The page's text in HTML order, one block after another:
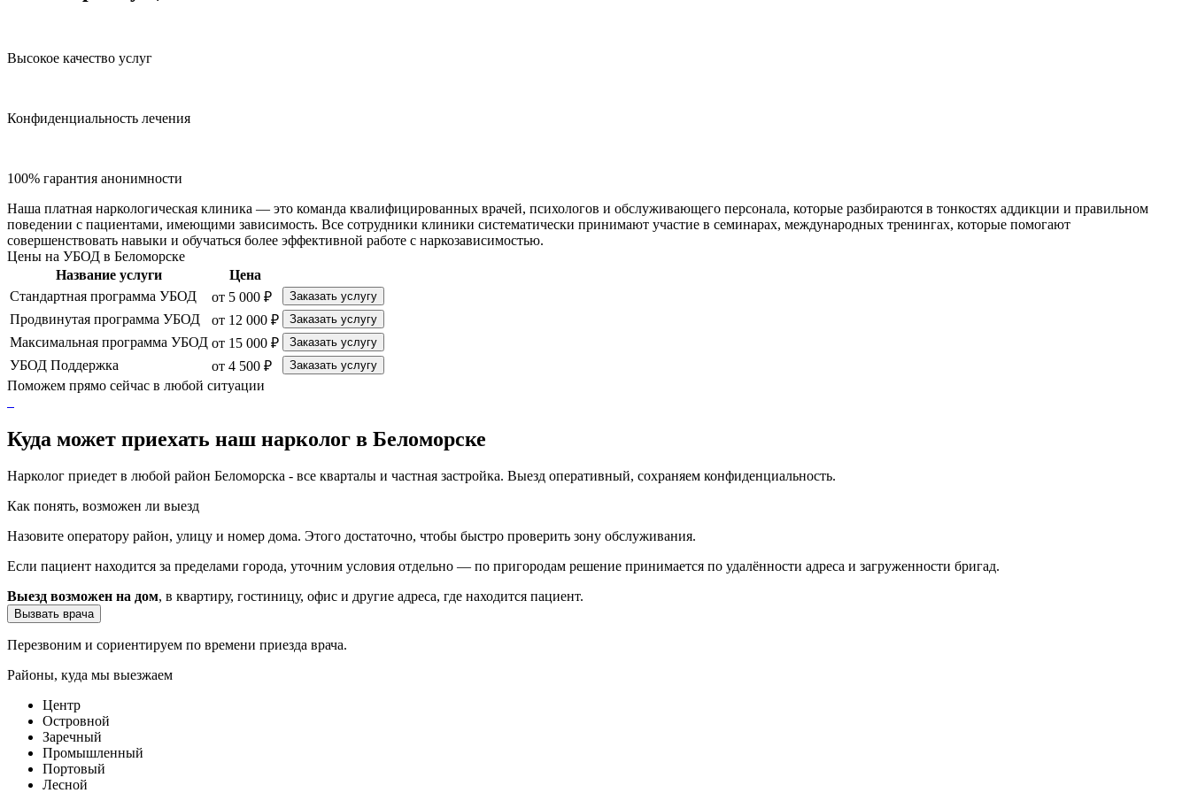
Высокое качество услуг
Конфиденциальность лечения
100% гарантия анонимности
Наша платная наркологическая клиника — это команда квалифицированных врачей, психологов и обслуживающего персонала, которые разбираются в тонкостях аддикции и правильном
поведении с пациентами, имеющими зависимость. Все сотрудники клиники систематически принимают участие в семинарах, международных тренингах, которые помогают
совершенствовать навыки и обучаться более эффективной работе с наркозависимостью.
Цены на УБОД в Беломорске
Название услуги
Цена
Стандартная программа УБОД
от 5 000 ₽ Заказать услугу
Продвинутая программа УБОД от 12 000 ₽ Заказать услугу
Максимальная программа УБОД от 15 000 ₽ Заказать услугу
УБОД Поддержка от 4 500 ₽ Заказать услугу
Поможем прямо сейчас в любой ситуации
Куда может приехать наш нарколог в Беломорске
Нарколог приедет в любой район Беломорска - все кварталы и частная застройка. Выезд оперативный, сохраняем конфиденциальность.
Как понять, возможен ли выезд
Назовите оператору район, улицу и номер дома. Этого достаточно, чтобы быстро проверить зону обслуживания.
Если пациент находится за пределами города, уточним условия отдельно — по пригородам решение принимается по удалённости адреса и загруженности бригад.
Выезд возможен на дом, в квартиру, гостиницу, офис и другие адреса, где находится пациент.
Вызвать врача
Перезвоним и сориентируем по времени приезда врача.
Районы, куда мы выезжаем
Центр
Островной
Заречный
Промышленный
Портовый
Лесной